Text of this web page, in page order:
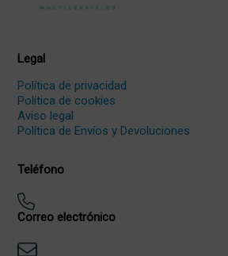
Legal
Política de privacidad
Política de cookies
Aviso legal
Política de Envíos y Devoluciones
Teléfono
Correo electrónico